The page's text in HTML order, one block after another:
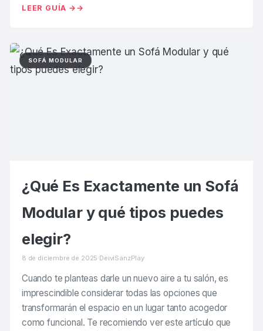
LEER GUÍA →
SOFÁ MODULAR
¿Qué Es Exactamente un Sofá
Modular y qué tipos puedes
elegir?
8 de diciembre de 2025·DeiviSanzPlay
Cuando te planteas darle un nuevo aire a tu salón, es
imprescindible considerar todas las opciones que
transformarán el espacio en un lugar tanto acogedor
como funcional. Te recomiendo ver este artículo que